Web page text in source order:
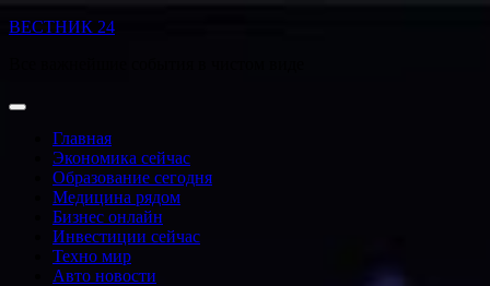
Перейти
ВЕСТНИК 24
Главная
Экономика сейчас
Образование сегодня
Медицина рядом
Бизнес онлайн
Инвестиции сейчас
Техно мир
Авто новости